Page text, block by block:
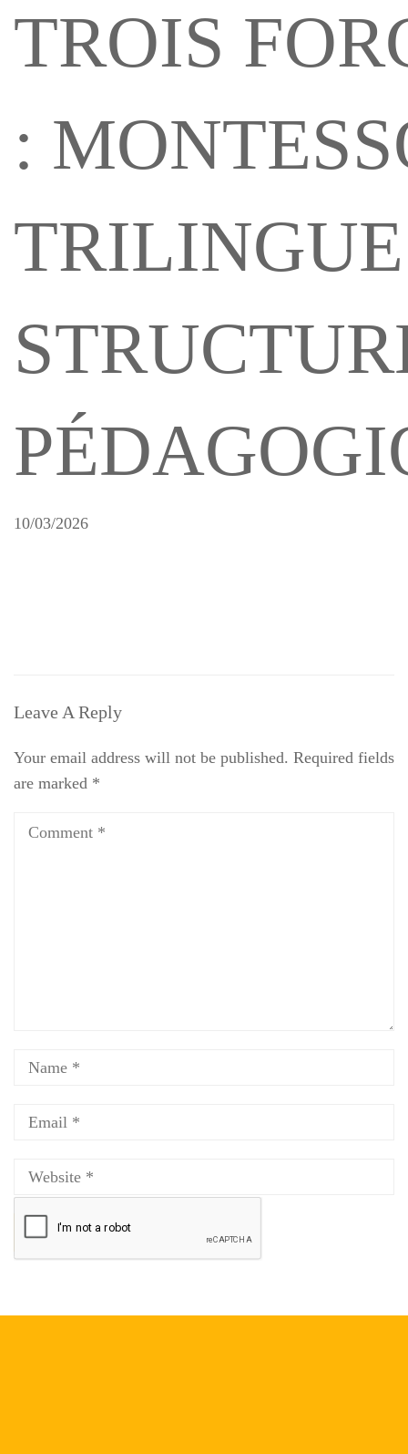
TROIS
:
10/03/2026
Leave A Reply
Your email address will not be published. Required fields
are marked *